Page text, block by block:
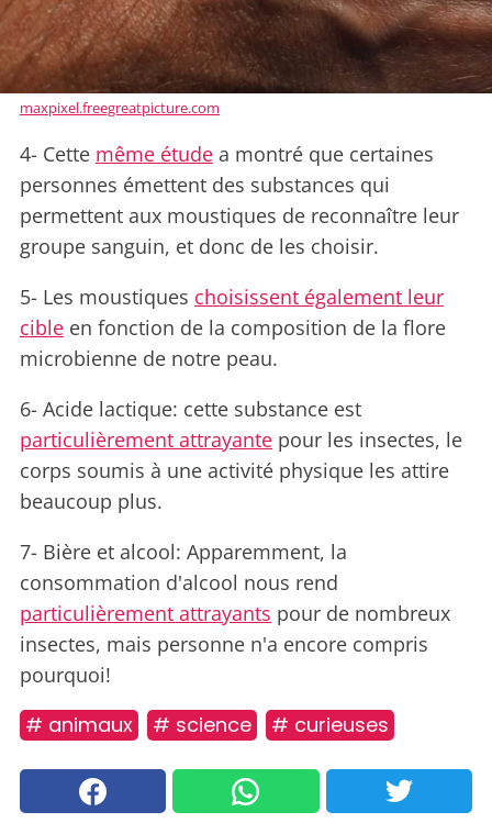
maxpixel.freegreatpicture.com
4- Cette même étude a montré que certaines
personnes émettent des substances qui
permettent aux moustiques de reconnaître leur
groupe sanguin, et donc de les choisir.
5- Les moustiques choisissent également leur
cible en fonction de la composition de la flore
microbienne de notre peau.
6- Acide lactique: cette substance est
particulièrement attrayante pour les insectes, le
corps soumis à une activité physique les attire
beaucoup plus.
7- Bière et alcool: Apparemment, la
consommation d'alcool nous rend
particulièrement attrayants pour de nombreux
insectes, mais personne n'a encore compris
pourquoi!
# animaux # science # curieuses